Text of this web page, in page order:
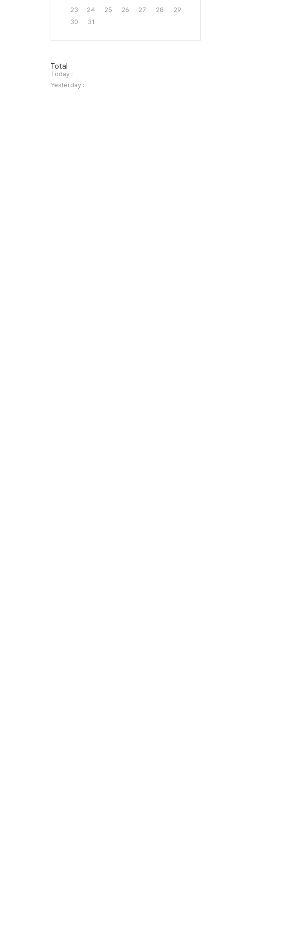
23
24 25 26 27 28
29
30
31
방
문
자
수
Total
Today :
Yesterday :